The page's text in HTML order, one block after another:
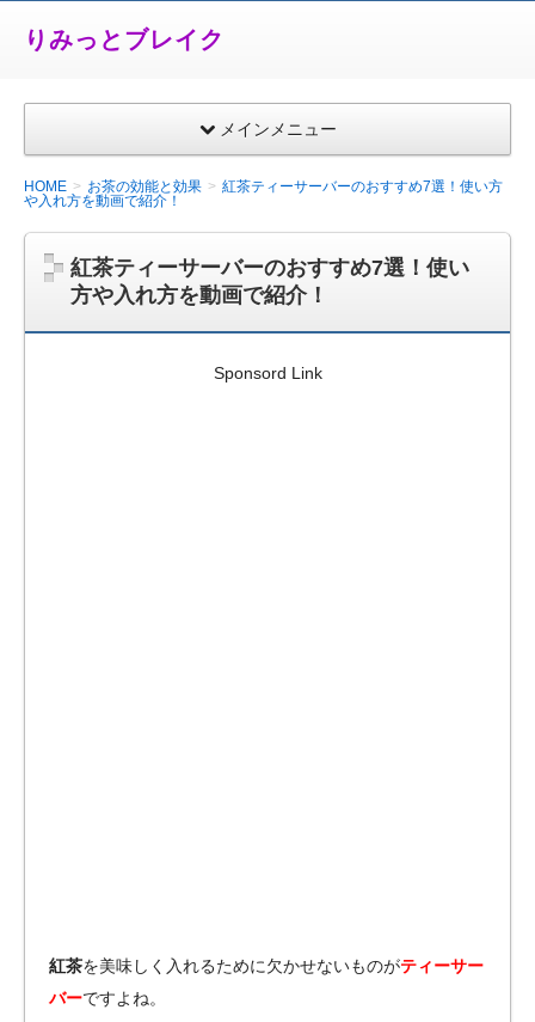
りみっとブレイク
メインメニュー
HOME お茶の効能と効果
紅茶ティーサーバーのおすすめ7選！使い方
や入れ方を動画で紹介！
紅茶ティーサーバーのおすすめ7選！使い
方や入れ方を動画で紹介！
Sponsord Link
紅茶を美味しく入れるために欠かせないものがティーサー
バーですよね。